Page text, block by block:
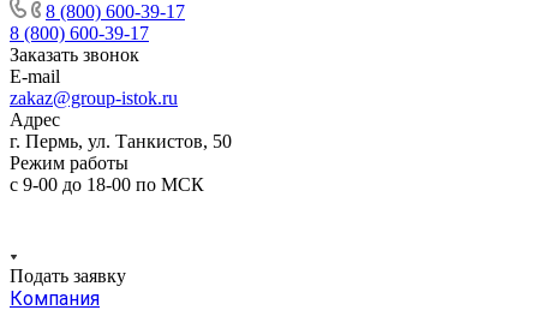
8 (800) 600-39-17
8 (800) 600-39-17
Заказать звонок
E-mail
zakaz@group-istok.ru
Адрес
г. Пермь, ул. Танкистов, 50
Режим работы
с 9-00 до 18-00 по МСК
Подать заявку
Компания